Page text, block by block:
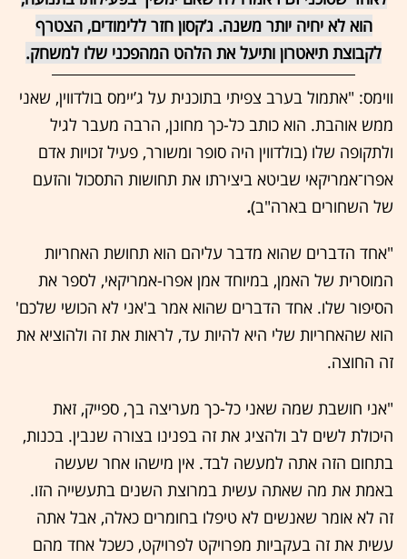
הוא לא יחיה יותר משנה. ג’קסון חזר ללימודים, הצטרף
לקבוצת תיאטרון ותיעל את הלהט המהפכני שלו למשחק.
ווימס: "אתמול בערב צפיתי בתוכנית על ג’יימס בולדווין, שאני
ממש אוהבת. הוא כותב כל-כך מחונן, הרבה מעבר לגיל
ולתקופה שלו (בולדווין היה סופר ומשורר, פעיל זכויות אדם
אפרו־אמריקאי שביטא ביצירתו את תחושות התסכול והזעם
של השחורים בארה"ב).
"אחד הדברים שהוא מדבר עליהם הוא תחושת האחריות
המוסרית של האמן, במיוחד אמן אפרו-אמריקאי, לספר את
הסיפור שלו. אחד הדברים שהוא אמר ב'אני לא הכושי שלכם'
הוא שהאחריות שלי היא להיות עד, לראות את זה ולהוציא את
זה החוצה.
"אני חושבת שמה שאני כל-כך מעריצה בך, ספייק, זאת
היכולת לשים לב ולהציג את זה בפנינו בצורה שנבין. בכנות,
בתחום הזה אתה למעשה לבד. אין מישהו אחר שעשה
באמת את מה שאתה עשית במרוצת השנים בתעשייה הזו.
זה לא אומר שאנשים לא טיפלו בחומרים כאלה, אבל אתה
עשית את זה בעקביות מפרויקט לפרויקט, כשכל אחד מהם